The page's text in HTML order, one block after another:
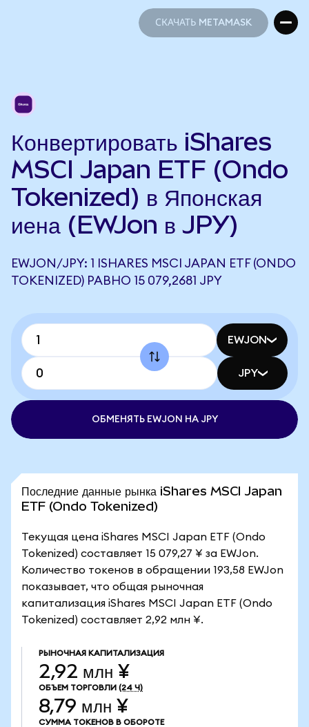
СКАЧАТЬ METAMASK
Конвертировать iShares
MSCI Japan ETF (Ondo
Tokenized) в Японская
иена (EWJon в JPY)
EWJON/JPY: 1 ISHARES MSCI JAPAN ETF (ONDO
TOKENIZED) РАВНО 15 079,2681 JPY
EWJON
JPY
ОБМЕНЯТЬ EWJON НА JPY
Последние данные рынка iShares MSCI Japan
ETF (Ondo Tokenized)
Текущая цена iShares MSCI Japan ETF (Ondo
Tokenized) составляет 15 079,27 ¥ за EWJon.
Количество токенов в обращении 193,58 EWJon
показывает, что общая рыночная
капитализация iShares MSCI Japan ETF (Ondo
Tokenized) составляет 2,92 млн ¥.
РЫНОЧНАЯ КАПИТАЛИЗАЦИЯ
2,92 млн ¥
ОБЪЕМ ТОРГОВЛИ (24 Ч)
8,79 млн ¥
СУММА ТОКЕНОВ В ОБОРОТЕ